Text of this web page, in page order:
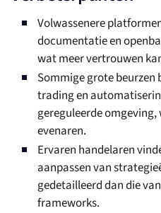
Volwassenere
documentatie en
wat meer vertrouwen
Sommige grote beurzen
trading en
gereguleerde
evenaren.
Ervaren handelaren
aanpassen van
gedetailleerd dan die
frameworks.